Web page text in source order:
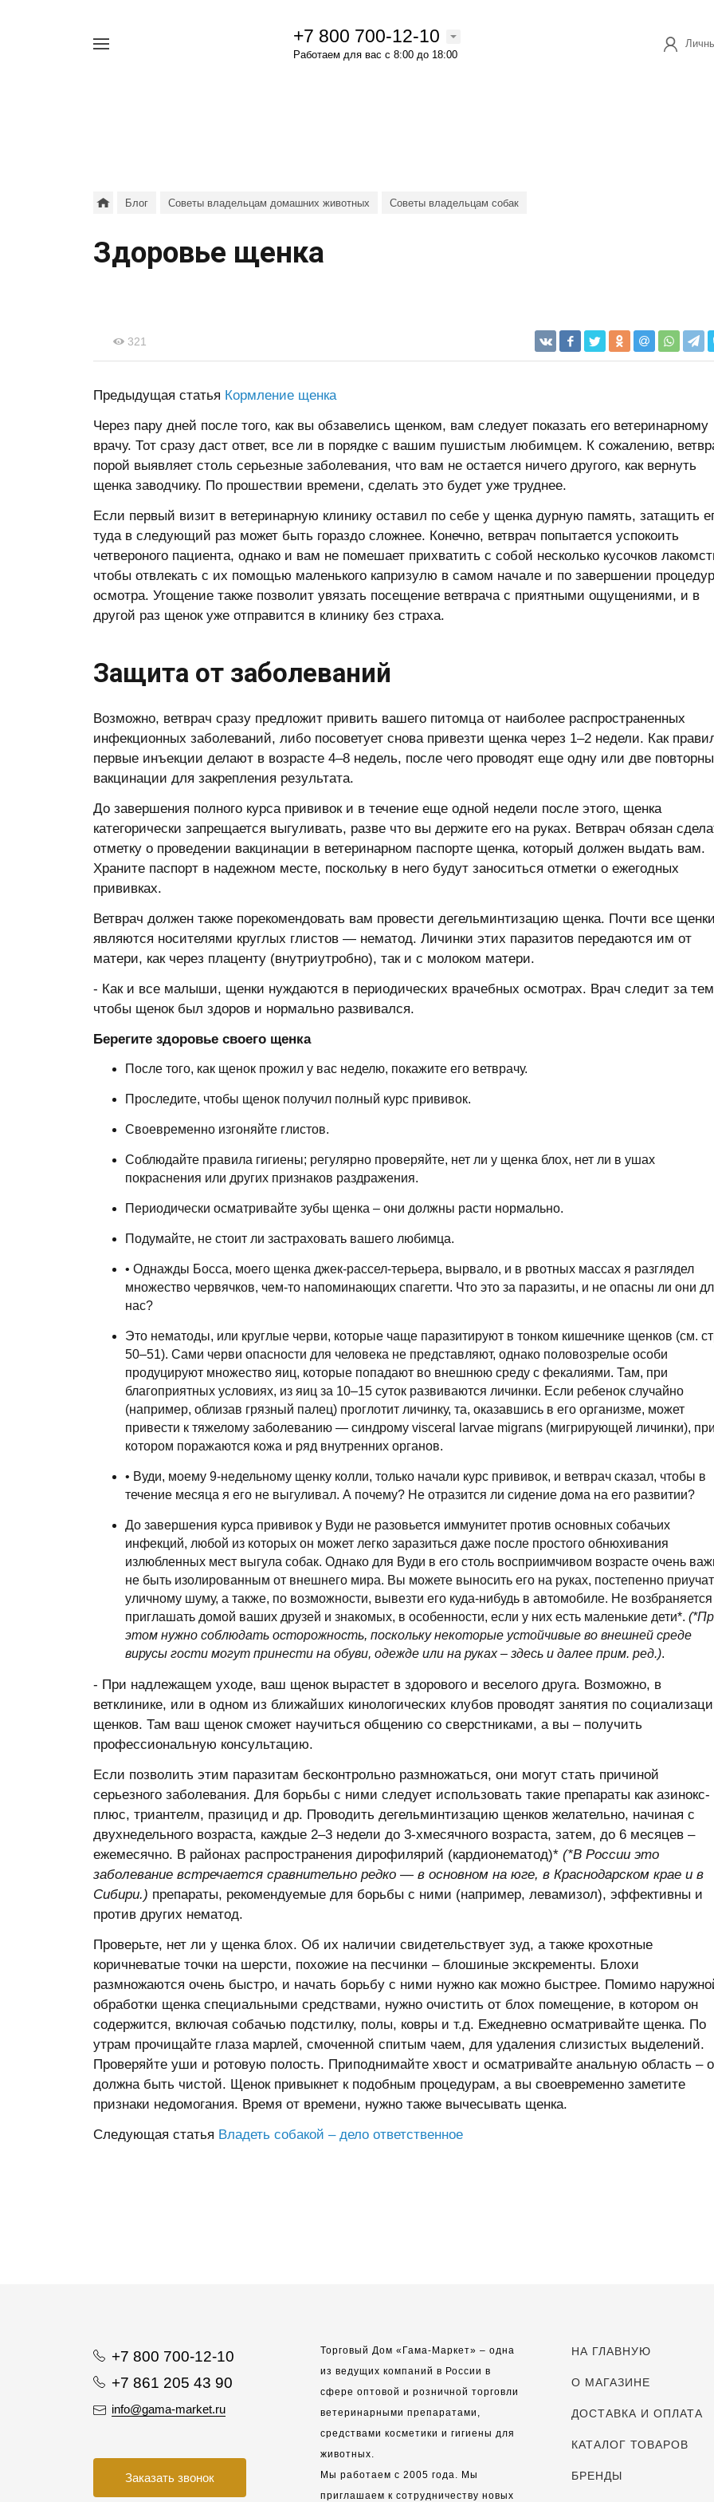
+7 800 700-12-10
Работаем для вас с 8:00 до 18:00
Блог Советы владельцам домашних животных Советы владельцам собак
Здоровье щенка
321
Предыдущая статья Кормление щенка
Через пару дней после того, как вы обзавелись щенком, вам следует показать его ветеринарному
врачу. Тот сразу даст ответ, все ли в порядке с вашим пушистым любимцем. К сожалению,
порой выявляет столь серьезные заболевания, что вам не остается ничего другого, как вернуть
щенка заводчику. По прошествии времени, сделать это будет уже труднее.
Если первый визит в ветеринарную клинику оставил по себе у щенка дурную память, затащить
туда в следующий раз может быть гораздо сложнее. Конечно, ветврач попытается успокоить
четвероного пациента, однако и вам не помешает прихватить с собой несколько кусочков
чтобы отвлекать с их помощью маленького капризулю в самом начале и по завершении
осмотра. Угощение также позволит увязать посещение ветврача с приятными ощущениями, и в
другой раз щенок уже отправится в клинику без страха.
Защита от заболеваний
Возможно, ветврач сразу предложит привить вашего питомца от наиболее распространенных
инфекционных заболеваний, либо посоветует снова привезти щенка через 1–2 недели. Как
первые инъекции делают в возрасте 4–8 недель, после чего проводят еще одну или две
вакцинации для закрепления результата.
До завершения полного курса прививок и в течение еще одной недели после этого, щенка
категорически запрещается выгуливать, разве что вы держите его на руках. Ветврач обязан
отметку о проведении вакцинации в ветеринарном паспорте щенка, который должен выдать вам.
Храните паспорт в надежном месте, поскольку в него будут заноситься отметки о ежегодных
прививках.
Ветврач должен также порекомендовать вам провести дегельминтизацию щенка. Почти все щенки
являются носителями круглых глистов — нематод. Личинки этих паразитов передаются им от
матери, как через плаценту (внутриутробно), так и с молоком матери.
- Как и все малыши, щенки нуждаются в периодических врачебных осмотрах. Врач следит за
чтобы щенок был здоров и нормально развивался.
Берегите здоровье своего щенка
После того, как щенок прожил у вас неделю, покажите его ветврачу.
Проследите, чтобы щенок получил полный курс прививок.
Своевременно изгоняйте глистов.
Соблюдайте правила гигиены; регулярно проверяйте, нет ли у щенка блох, нет ли в ушах
покраснения или других признаков раздражения.
Периодически осматривайте зубы щенка – они должны расти нормально.
Подумайте, не стоит ли застраховать вашего любимца.
• Однажды Босса, моего щенка джек-рассел-терьера, вырвало, и в рвотных массах я разглядел
множество червячков, чем-то напоминающих спагетти. Что это за паразиты, и не опасны ли они
нас?
Это нематоды, или круглые черви, которые чаще паразитируют в тонком кишечнике щенков (см.
50–51). Сами черви опасности для человека не представляют, однако половозрелые особи
продуцируют множество яиц, которые попадают во внешнюю среду с фекалиями. Там, при
благоприятных условиях, из яиц за 10–15 суток развиваются личинки. Если ребенок случайно
(например, облизав грязный палец) проглотит личинку, та, оказавшись в его организме, может
привести к тяжелому заболеванию — синдрому visceral larvae migrans (мигрирующей личинки), при
котором поражаются кожа и ряд внутренних органов.
• Вуди, моему 9-недельному щенку колли, только начали курс прививок, и ветврач сказал, чтобы в
течение месяца я его не выгуливал. А почему? Не отразится ли сидение дома на его развитии?
До завершения курса прививок у Вуди не разовьется иммунитет против основных собачьих
инфекций, любой из которых он может легко заразиться даже после простого обнюхивания
излюбленных мест выгула собак. Однако для Вуди в его столь восприимчивом возрасте очень
не быть изолированным от внешнего мира. Вы можете выносить его на руках, постепенно
уличному шуму, а также, по возможности, вывезти его куда-нибудь в автомобиле. Не возбраняется
приглашать домой ваших друзей и знакомых, в особенности, если у них есть маленькие дети*.
этом нужно соблюдать осторожность, поскольку некоторые устойчивые во внешней среде
вирусы гости могут принести на обуви, одежде или на руках – здесь и далее прим. ред.).
- При надлежащем уходе, ваш щенок вырастет в здорового и веселого друга. Возможно, в
ветклинике, или в одном из ближайших кинологических клубов проводят занятия по
щенков. Там ваш щенок сможет научиться общению со сверстниками, а вы – получить
профессиональную консультацию.
Если позволить этим паразитам бесконтрольно размножаться, они могут стать причиной
серьезного заболевания. Для борьбы с ними следует использовать такие препараты как азинокс-
плюс, триантелм, празицид и др. Проводить дегельминтизацию щенков желательно, начиная с
двухнедельного возраста, каждые 2–3 недели до 3-хмесячного возраста, затем, до 6 месяцев –
ежемесячно. В районах распространения дирофилярий (кардионематод)* (*В России это
заболевание встречается сравнительно редко — в основном на юге, в Краснодарском крае и в
Сибири.) препараты, рекомендуемые для борьбы с ними (например, левамизол), эффективны и
против других нематод.
Проверьте, нет ли у щенка блох. Об их наличии свидетельствует зуд, а также крохотные
коричневатые точки на шерсти, похожие на песчинки – блошиные экскременты. Блохи
размножаются очень быстро, и начать борьбу с ними нужно как можно быстрее. Помимо
обработки щенка специальными средствами, нужно очистить от блох помещение, в котором он
содержится, включая собачью подстилку, полы, ковры и т.д. Ежедневно осматривайте щенка. По
утрам прочищайте глаза марлей, смоченной спитым чаем, для удаления слизистых выделений.
Проверяйте уши и ротовую полость. Приподнимайте хвост и осматривайте анальную область –
должна быть чистой. Щенок привыкнет к подобным процедурам, а вы своевременно заметите
признаки недомогания. Время от времени, нужно также вычесывать щенка.
Следующая статья Владеть собакой – дело ответственное
+7 800 700-12-10
+7 861 205 43 90
info@gama-market.ru
Заказать звонок
Торговый Дом «Гама-Маркет» – одна
из ведущих компаний в России в
сфере оптовой и розничной торговли
ветеринарными препаратами,
средствами косметики и гигиены для
животных.
Мы работаем с 2005 года. Мы
приглашаем к сотрудничеству новых
НА ГЛАВНУЮ
О МАГАЗИНЕ
ДОСТАВКА И ОПЛАТА
КАТАЛОГ ТОВАРОВ
БРЕНДЫ